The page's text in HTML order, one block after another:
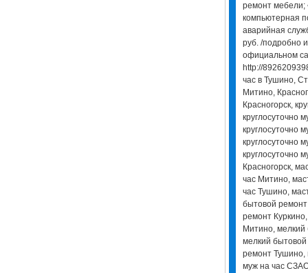
ремонт мебели;
компьютерная
аварийная
руб. /подробно
официальном
http://
час в Тушино,
Митино,
Красногорск,
круглосуточно
круглосуточно
круглосуточно
круглосуточно
Красногорск,
час Митино,
час Тушино,
бытовой ремонт
ремонт
Митино, мелкий
мелкий
ремонт Тушино,
муж на час